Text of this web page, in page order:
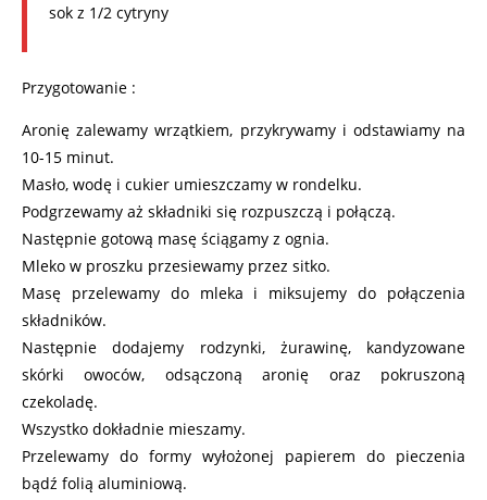
sok z 1/2 cytryny
Przygotowanie :
Aronię zalewamy wrzątkiem, przykrywamy i odstawiamy na
10-15 minut.
Masło, wodę i cukier umieszczamy w rondelku.
Podgrzewamy aż składniki się rozpuszczą i połączą.
Następnie gotową masę ściągamy z ognia.
Mleko w proszku przesiewamy przez sitko.
Masę przelewamy do mleka i miksujemy do połączenia
składników.
Następnie dodajemy rodzynki, żurawinę, kandyzowane
skórki owoców, odsączoną aronię oraz pokruszoną
czekoladę.
Wszystko dokładnie mieszamy.
Przelewamy do formy wyłożonej papierem do pieczenia
bądź folią aluminiową.